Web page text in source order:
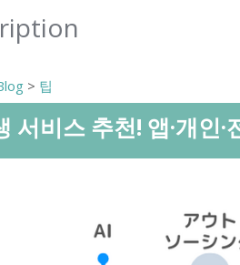
> 팁
서비스 추천! 앱·개인